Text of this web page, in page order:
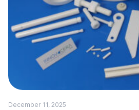
December 11, 2025